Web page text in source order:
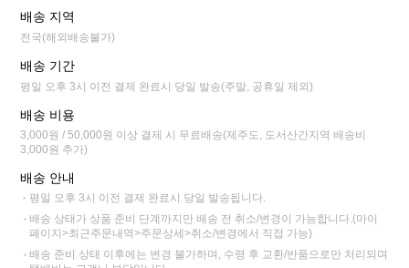
배송 지역
전국(해외배송불가)
배송 기간
평일 오후 3시 이전 결제 완료시 당일 발송(주말, 공휴일 제외)
배송 비용
3,000원 / 50,000원 이상 결제 시 무료배송(제주도, 도서산간지역 배송비
3,000원 추가)
배송 안내
평일 오후 3시 이전 결제 완료시 당일 발송됩니다.
배송 상태가 상품 준비 단계까지만 배송 전 취소/변경이 가능합니다.(마이
페이지>최근주문내역>주문상세>취소/변경에서 직접 가능)
배송 준비 상태 이후에는 변경 불가하며, 수령 후 교환/반품으로만 처리되며